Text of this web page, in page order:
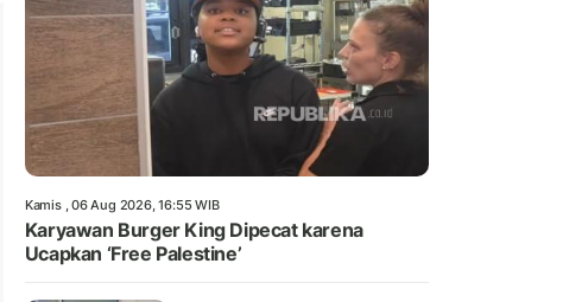
Kamis , 06 Aug 2026, 16:55 WIB
Karyawan Burger King Dipecat karena
Ucapkan ‘Free Palestine’